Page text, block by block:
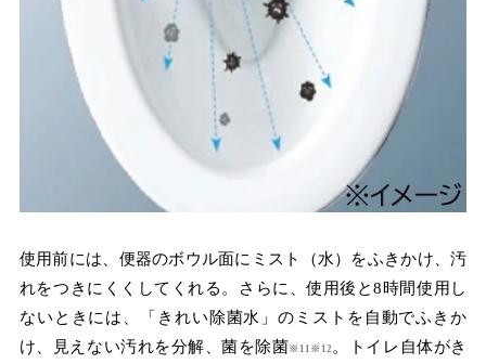
使用前には、便器のボウル面にミスト（水）をふきかけ、汚
れをつきにくくしてくれる。さらに、使用後と8時間使用し
ないときには、「きれい除菌水」のミストを自動でふきか
け、見えない汚れを分解、菌を除菌※11※12 。トイレ自体がき